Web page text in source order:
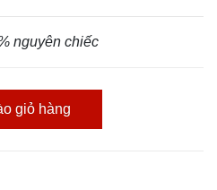
nguyên chiếc
giỏ hàng